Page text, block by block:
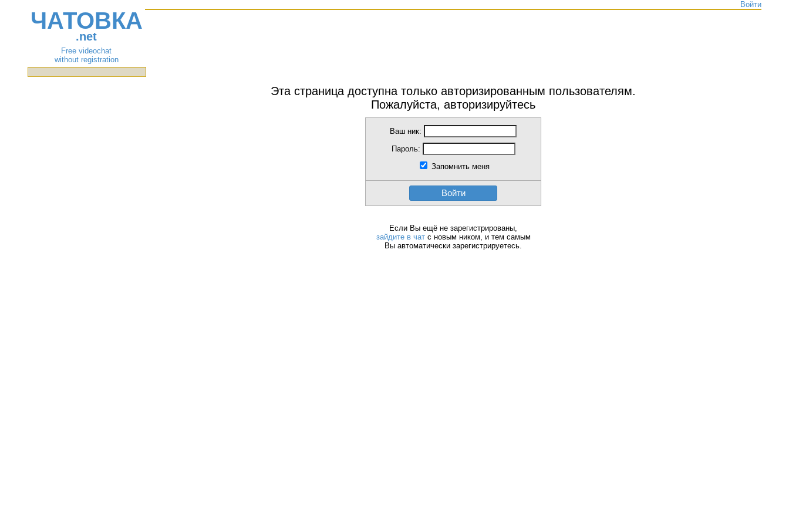
Войти
ЧАТОВКА
.net
Free videochat
without registration
Эта страница доступна только авторизированным пользователям.
Пожалуйста, авторизируйтесь
Ваш ник:
Пароль:
Запомнить меня
Войти
Если Вы ещё не зарегистрированы,
зайдите в чатс новым ником, и тем самым
Вы автоматически зарегистрируетесь.